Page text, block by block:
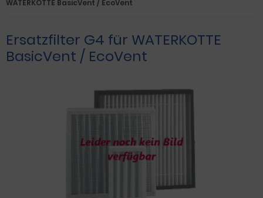
WATERKOTTE BasicVent / EcoVent
Ersatzfilter G4 für WATERKOTTE
BasicVent / EcoVent